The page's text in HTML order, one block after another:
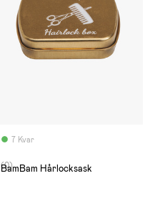
7 Kvar
(0)
BamBam Hårlocksask